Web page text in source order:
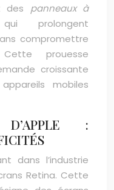
des panneaux à
qui prolongent
compromettre
prouesse
croissante
mobiles
D’APPLE :
dans l’industrie
Retina. Cette